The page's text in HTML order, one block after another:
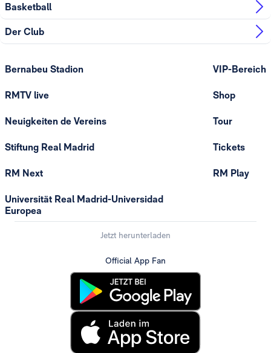
Basketball
Der Club
Bernabeu Stadion
RMTV live
Neuigkeiten de Vereins
Stiftung Real Madrid
RM Next
Universität Real Madrid-Universidad
Europea
VIP-Bereich
Shop
Tour
Tickets
RM Play
Jetzt herunterladen
Official App Fan